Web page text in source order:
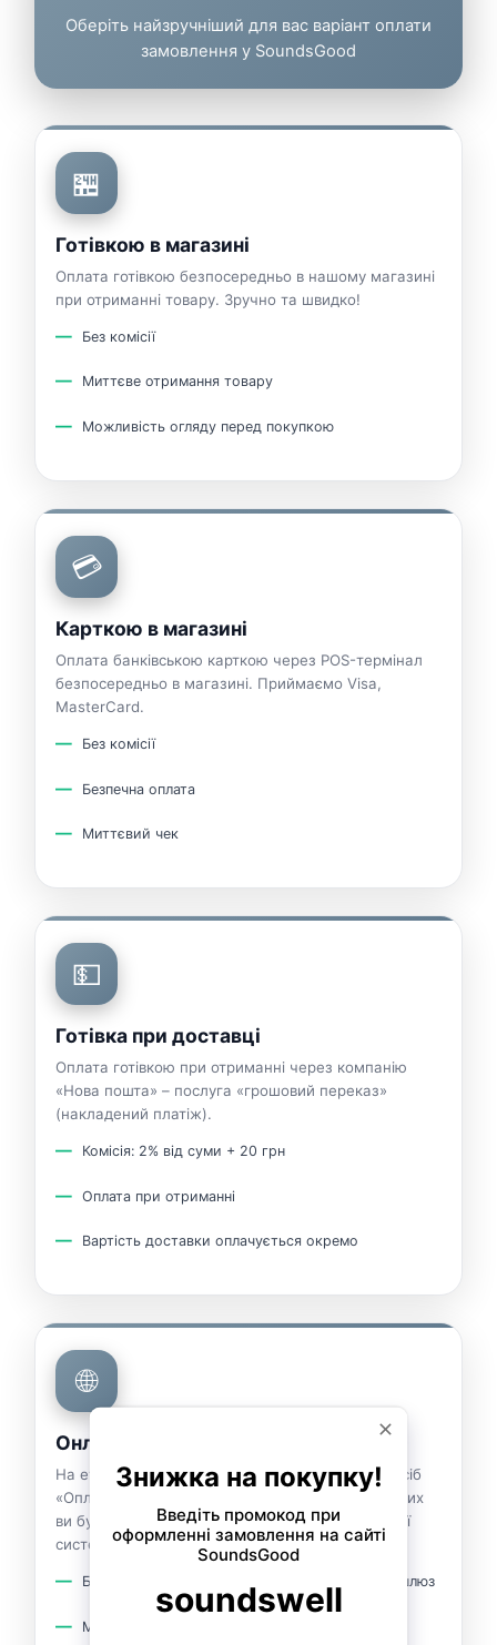
Оберіть найзручніший для вас варіант оплати
замовлення у SoundsGood
🏪
Готівкою в магазині
Оплата готівкою безпосередньо в нашому магазині
при отриманні товару. Зручно та швидко!
Без комісії
Миттєве отримання товару
Можливість огляду перед покупкою
💳
Карткою в магазині
Оплата банківською карткою через POS-термінал
безпосередньо в магазині. Приймаємо Visa,
MasterCard.
Без комісії
Безпечна оплата
Миттєвий чек
💵
Готівка при доставці
Оплата готівкою при отриманні через компанію
«Нова пошта» – послуга «грошовий переказ»
(накладений платіж).
Комісія: 2% від суми + 20 грн
Оплата при отриманні
Вартість доставки оплачується окремо
🌐
Онлайн оплата Visa / MasterCard
На етапі оформлення замовлення виберіть спосіб
«Оплата карткою на сайті». Після перевірки даних
ви будете перенаправлені на сторінку платіжної
системи.
Безпечна оплата через захищений платіжний шлюз
Миттєве підтвердження платежу